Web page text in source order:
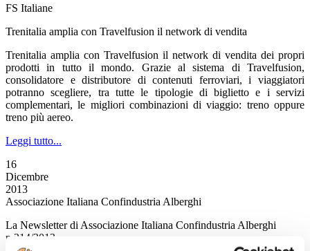
FS Italiane
Trenitalia amplia con Travelfusion il network di vendita
Trenitalia amplia con Travelfusion il network di vendita dei propri
prodotti in tutto il mondo. Grazie al sistema di Travelfusion,
consolidatore e distributore di contenuti ferroviari, i viaggiatori
potranno scegliere, tra tutte le tipologie di biglietto e i servizi
complementari, le migliori combinazioni di viaggio: treno oppure
treno più aereo.
Leggi tutto...
16
Dicembre
2013
Associazione Italiana Confindustria Alberghi
La Newsletter di Associazione Italiana Confindustria Alberghi
n.214/2013